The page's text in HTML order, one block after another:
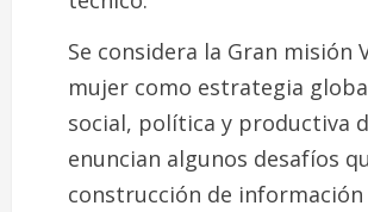
Se considera la Gran misión
mujer como estrategia
social, política y productiva
enuncian algunos desafíos
construcción de información